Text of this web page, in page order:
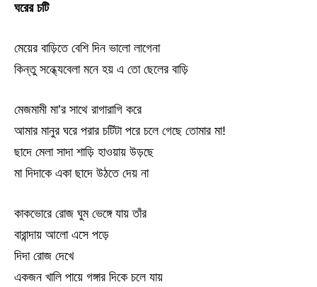
ঘরের চটি
মেয়ের বাড়িতে বেশি দিন ভালো লাগেনা
কিন্তু সন্ধ্যেবেলা মনে হয় এ তো ছেলের বাড়ি
মেজমামী মা’র সাথে রাগারাগি করে
আমার মানুর ঘরে পরার চটিটা পরে চলে গেছে তোমার মা!
ছাদে মেলা সাদা শাড়ি হাওয়ায় উড়ছে
মা দিদাকে একা ছাদে উঠতে দেয় না
কাকভোরে রোজ ঘুম ভেঙ্গে যায় তাঁর
বারান্দায় আলো এসে পড়ে
দিদা রোজ দেখে
একজন খালি পায়ে গঙ্গার দিকে চলে যায়